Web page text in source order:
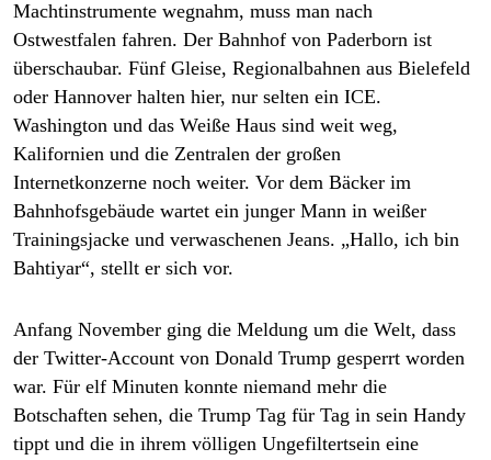
genossenschaft
epaper login
Machtinstrumente wegnahm, muss man nach
Ostwestfalen fahren. Der Bahnhof von Paderborn ist
überschaubar. Fünf Gleise, Regionalbahnen aus Bielefeld
oder Hannover halten hier, nur selten ein ICE.
Washington und das Weiße Haus sind weit weg,
Kalifornien und die Zentralen der großen
Internetkonzerne noch weiter. Vor dem Bäcker im
Bahnhofsgebäude wartet ein junger Mann in weißer
Trainingsjacke und verwaschenen Jeans. „Hallo, ich bin
Bahtiyar“, stellt er sich vor.
Anfang November ging die Meldung um die Welt, dass
der Twitter-Account von Donald Trump gesperrt worden
war. Für elf Minuten konnte niemand mehr die
Botschaften sehen, die Trump Tag für Tag in sein Handy
tippt und die in ihrem völligen Ungefiltertsein eine